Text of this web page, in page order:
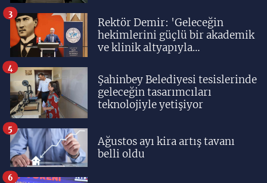
Rektör Demir: 'Geleceğin
hekimlerini güçlü bir akademik
ve klinik altyapıyla
3
Şahinbey Belediyesi tesislerinde
geleceğin tasarımcıları
teknolojiyle yetişiyor
4
Ağustos ayı kira artış tavanı
belli oldu
5
6